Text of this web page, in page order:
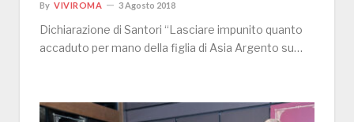
By VIVIROMA 3 Agosto 2018
Dichiarazione di Santori “Lasciare impunito quanto
accaduto per mano della figlia di Asia Argento su…